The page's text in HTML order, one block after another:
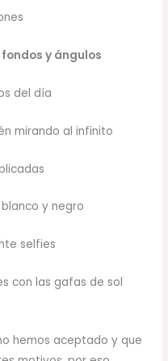
y ángulos
del día
mirando al infinito
y negro
selfies
con las gafas de sol
hemos aceptado y que